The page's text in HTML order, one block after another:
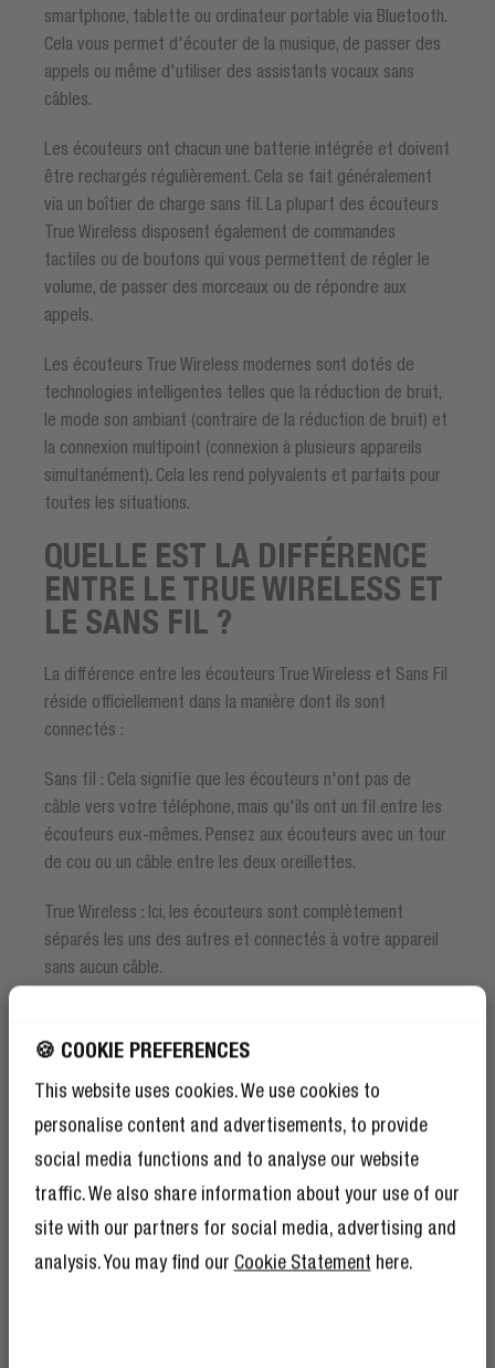
🍪 COOKIE PREFERENCES
This website uses cookies. We use cookies to
personalise content and advertisements, to provide
social media functions and to analyse our website
traffic. We also share information about your use of our
site with our partners for social media, advertising and
analysis. You may find our Cookie Statement here.
smartphone, tablette ou ordinateur portable via Bluetooth.
Cela vous permet d'écouter de la musique, de passer des
appels ou même d'utiliser des assistants vocaux sans
câbles.
Les écouteurs ont chacun une batterie intégrée et doivent
être rechargés régulièrement. Cela se fait généralement
via un boîtier de charge sans fil. La plupart des écouteurs
True Wireless disposent également de commandes
tactiles ou de boutons qui vous permettent de régler le
volume, de passer des morceaux ou de répondre aux
appels.
Les écouteurs True Wireless modernes sont dotés de
technologies intelligentes telles que la réduction de bruit,
le mode son ambiant (contraire de la réduction de bruit) et
la connexion multipoint (connexion à plusieurs appareils
simultanément). Cela les rend polyvalents et parfaits pour
toutes les situations.
QUELLE EST LA DIFFÉRENCE
ENTRE LE TRUE WIRELESS ET
LE SANS FIL ?
La différence entre les écouteurs True Wireless et Sans Fil
réside officiellement dans la manière dont ils sont
connectés :
Sans fil : Cela signifie que les écouteurs n'ont pas de
câble vers votre téléphone, mais qu'ils ont un fil entre les
écouteurs eux-mêmes. Pensez aux écouteurs avec un tour
de cou ou un câble entre les deux oreillettes.
True Wireless : Ici, les écouteurs sont complètement
séparés les uns des autres et connectés à votre appareil
sans aucun câble.
DES ÉCOUTEURS SONT TRUE
WIRELESS
De nos jours, la plupart des écouteurs sont True Wireless
et c'est pourquoi le terme sans fil est également utilisé
dans le langage courant pour les produits True Wireless.
VOUS ÊTES CURIEUX DE
CONNAÎTRE LES MEILLEURS
BÉNÉFICIEZ DE 10 %
DE RÉDUCTION SUR
VOTRE PROCHAINE
COMMANDE !
pas, devenir membre du Rebel Club signifie